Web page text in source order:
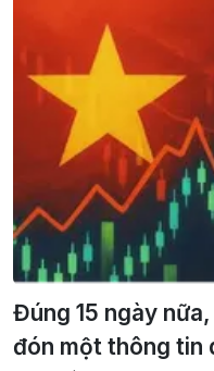
Đúng 15 ngày
đón một thông tin